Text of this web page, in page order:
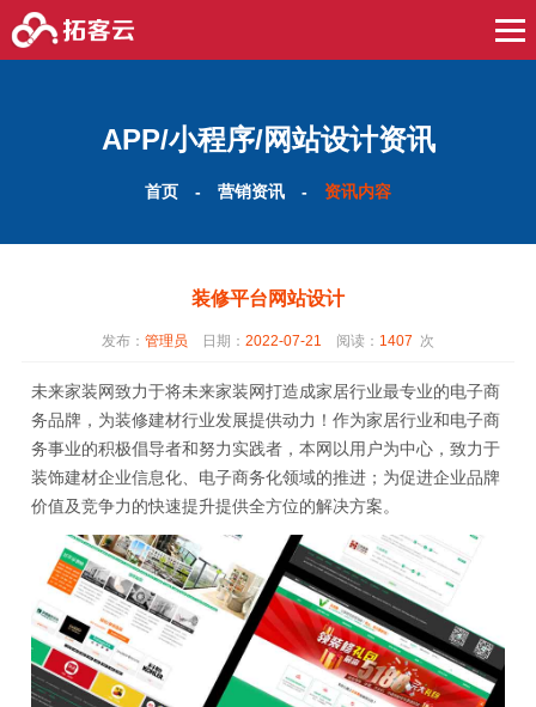
APP/小程序/网站设计资讯
首页 - 营销资讯 - 资讯内容
装修平台网站设计
发布： 管理员 日期： 2022-07-21 阅读： 1407 次
未来家装网致力于将未来家装网打造成家居行业最专业的电子商
务品牌，为装修建材行业发展提供动力！作为家居行业和电子商
务事业的积极倡导者和努力实践者，本网以用户为中心，致力于
装饰建材企业信息化、电子商务化领域的推进；为促进企业品牌
价值及竞争力的快速提升提供全方位的解决方案。